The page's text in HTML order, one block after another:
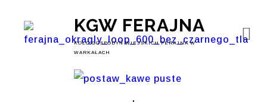
KGW FERAJNA
KOŁO GOSPODYŃ WIEJSKICH FERAJNA W
WARKAŁACH